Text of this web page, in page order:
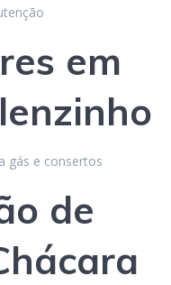
em
gás e consertos
de